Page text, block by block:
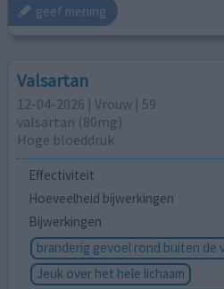
geef mening
Valsartan
12-04-2026 | Vrouw | 59
valsartan (80mg)
Hoge bloeddruk
Effectiviteit
Hoeveelheid bijwerkingen
Bijwerkingen
branderig gevoel rond buiten de
Jeuk over het hele lichaam